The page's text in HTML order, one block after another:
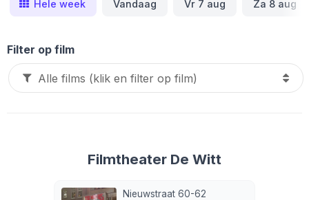
Hele week Vandaag Vr 7 aug Za 8 aug
Filter op film
Filmtheater De Witt
Nieuwstraat 60-62